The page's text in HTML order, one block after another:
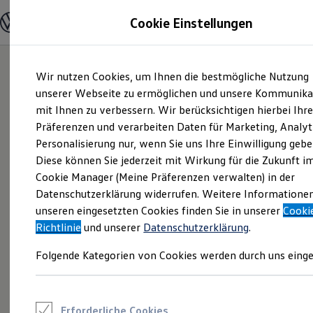
Hauptinhalt
springen
Footer
springen
Modelle und Konfigurator
Modelle vergleichen
Elektroautos
ENERGY Sondermodelle
Nutzfahrzeuge
SUV und CUV
Familienautos
Kombis
Kompaktwagen
Sportwagen
Schnell verfügbare Fahrzeuge
Angebote und Produkte
Aktuelle Angebote
E-Auto-Förderung
Volkswagen Marktplatz
Junge Gebrauchtwagen und Gebrauchtwagen
Saisonangebote
Cookie Einstellungen
Wir nutzen Cookies, um Ihnen die bestmögliche Nutzung
unserer Webseite zu ermöglichen und unsere
mit Ihnen zu verbessern. Wir berücksichtigen hierbei Ihre
Präferenzen und verarbeiten Daten für Marketing,
Personalisierung nur, wenn Sie uns Ihre Einwilligung
Diese können Sie jederzeit mit Wirkung für die Zukunft
Cookie Manager (Meine Präferenzen verwalten) in der
Datenschutzerklärung widerrufen. Weitere
unseren eingesetzten Cookies finden Sie in unserer
Richtlinie und unserer Datenschutzerklärung.
Folgende Kategorien von Cookies werden durch uns